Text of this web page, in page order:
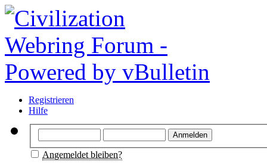
Registrieren
Hilfe
Angemeldet bleiben?